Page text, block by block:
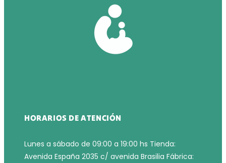
HORARIOS DE ATENCIÓN
Lunes a sábado de 09:00 a 19:00 hs Tienda:
Avenida España 2035 c/ avenida Brasilia Fábrica: